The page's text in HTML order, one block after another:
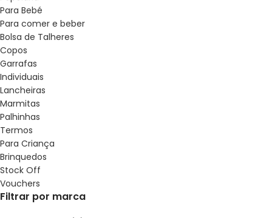
Para Bebé
Para comer e beber
Bolsa de Talheres
Copos
Garrafas
Individuais
Lancheiras
Marmitas
Palhinhas
Termos
Para Criança
Brinquedos
Stock Off
Vouchers
Filtrar por marca